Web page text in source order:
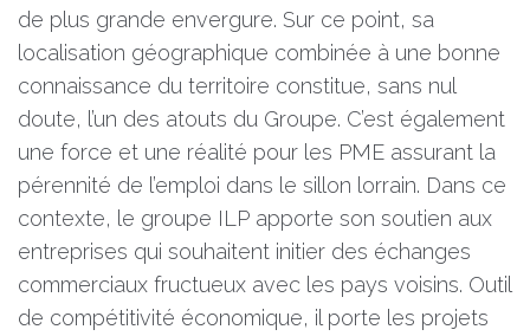
de plus grande envergure. Sur ce point, sa
localisation géographique combinée à une bonne
connaissance du territoire constitue, sans nul
doute, l’un des atouts du Groupe. C’est également
une force et une réalité pour les PME assurant la
pérennité de l’emploi dans le sillon lorrain. Dans ce
contexte, le groupe ILP apporte son soutien aux
entreprises qui souhaitent initier des échanges
commerciaux fructueux avec les pays voisins. Outil
de compétitivité économique, il porte les projets